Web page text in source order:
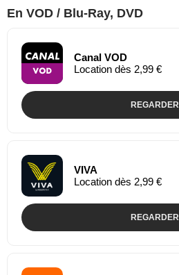
En VOD / Blu-Ray, DVD
Canal VOD
Location dès 2,99 €
REGARDER
VIVA
Location dès 2,99 €
REGARDER